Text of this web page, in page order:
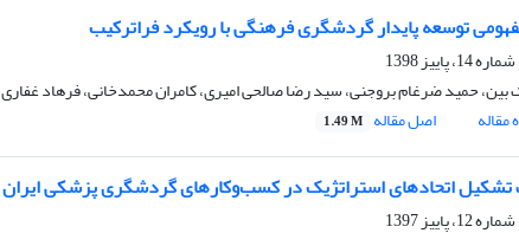
توسعه پایدار گردشگری فرهنگی با رویکرد فراترکیب
بین، حمید ضرغام بروجنی، سید رضا صالحی امیری، کامران محمدخانی، فرهاد غفاری
اصل مقاله 1.49 M
اتحاد‌های استراتژیک در کسب‌وکارهای گردشگری پزشکی ایران